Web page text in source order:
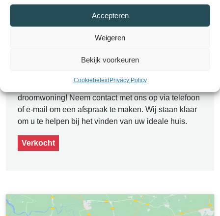
Accepteren
Weigeren
Bekijk voorkeuren
Cookiebeleid Privacy Policy
Plan een bezichtiging
Plan nu een bezichtiging en ontdek uw
droomwoning! Neem contact met ons op via telefoon
of e-mail om een afspraak te maken. Wij staan klaar
om u te helpen bij het vinden van uw ideale huis.
Verkocht